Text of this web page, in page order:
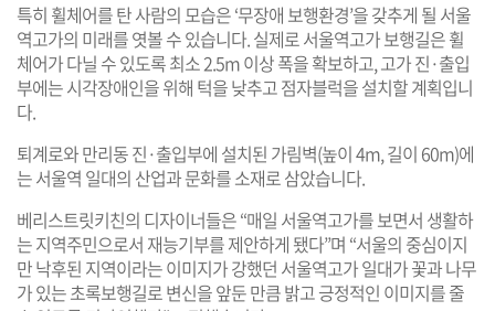
특히 휠체어를 탄 사람의 모습은 ‘무장애 보행환경’을 갖추게 될 서울
역고가의 미래를 엿볼 수 있습니다. 실제로 서울역고가 보행길은 휠
체어가 다닐 수 있도록 최소 2.5m 이상 폭을 확보하고, 고가 진·출입
부에는 시각장애인을 위해 턱을 낮추고 점자블럭을 설치할 계획입니
다.
퇴계로와 만리동 진·출입부에 설치된 가림벽(높이 4m, 길이 60m)에
는 서울역 일대의 산업과 문화를 소재로 삼았습니다.
베리스트릿키친의 디자이너들은 “매일 서울역고가를 보면서 생활하
는 지역주민으로서 재능기부를 제안하게 됐다”며 “서울의 중심이지
만 낙후된 지역이라는 이미지가 강했던 서울역고가 일대가 꽃과 나무
가 있는 초록보행길로 변신을 앞둔 만큼 밝고 긍정적인 이미지를 줄